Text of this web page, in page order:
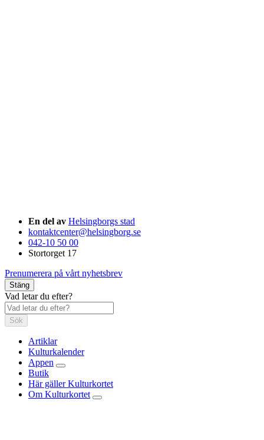
En del av Helsingborgs stad
kontaktcenter@helsingborg.se
042-10 50 00
Stortorget 17
Prenumerera på vårt nyhetsbrev
Stäng
Vad letar du efter?
Sök
Artiklar
Kulturkalender
Appen
Butik
Här gäller Kulturkortet
Om Kulturkortet